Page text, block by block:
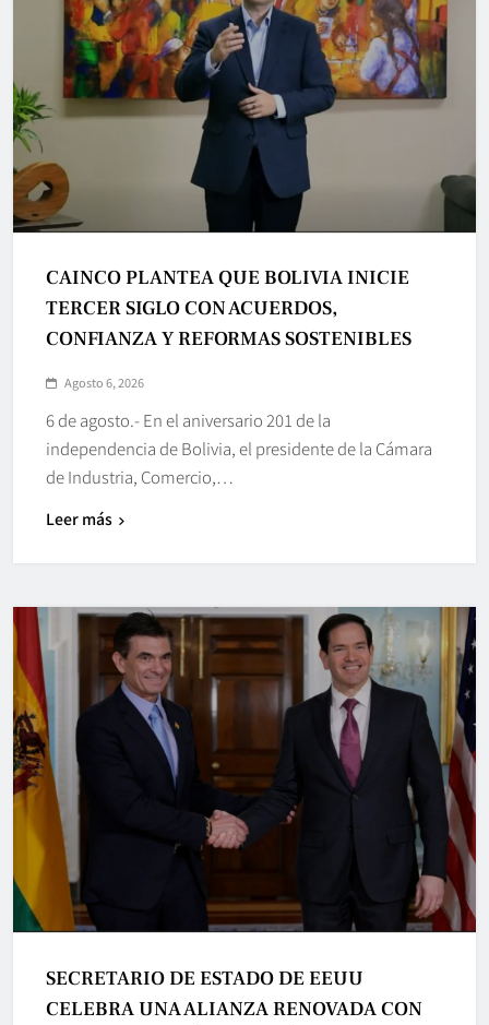
CAINCO PLANTEA QUE BOLIVIA INICIE
TERCER SIGLO CON ACUERDOS,
CONFIANZA Y REFORMAS SOSTENIBLES
Agosto 6, 2026
6 de agosto.- En el aniversario 201 de la
independencia de Bolivia, el presidente de la Cámara
de Industria, Comercio,…
Leer más
SECRETARIO DE ESTADO DE EEUU
CELEBRA UNA ALIANZA RENOVADA CON